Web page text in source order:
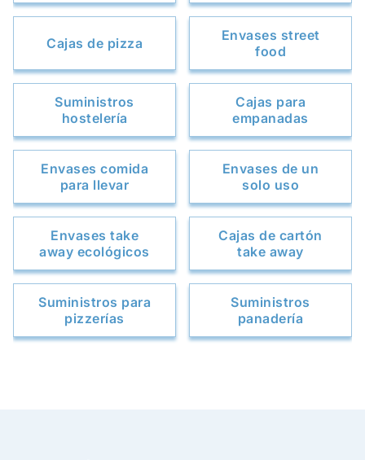
Cajas de pizza
Envases street
food
Suministros
hostelería
Cajas para
empanadas
Envases comida
para llevar
Envases de un
solo uso
Envases take
away ecológicos
Cajas de cartón
take away
Suministros para
pizzerías
Suministros
panadería